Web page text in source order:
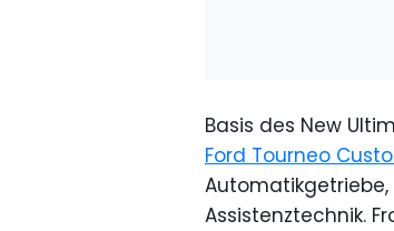
Basis des New
Ford Tourneo
Assistenztechnik.